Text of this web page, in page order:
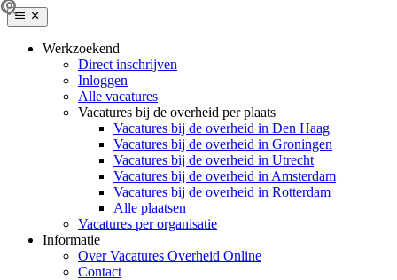
Werkzoekend
Direct inschrijven
Inloggen
Alle vacatures
Vacatures bij de overheid per plaats
Vacatures bij de overheid in Den Haag
Vacatures bij de overheid in Groningen
Vacatures bij de overheid in Utrecht
Vacatures bij de overheid in Amsterdam
Vacatures bij de overheid in Rotterdam
Alle plaatsen
Vacatures per organisatie
Informatie
Over Vacatures Overheid Online
Contact